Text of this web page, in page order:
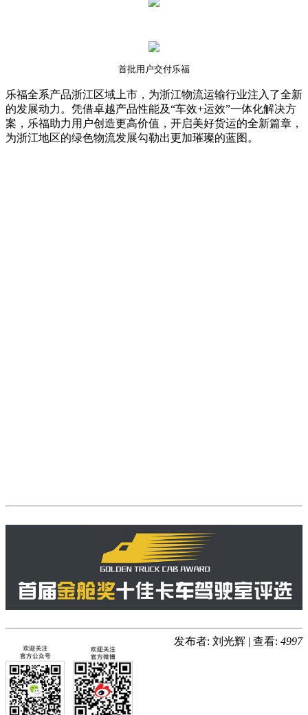
首批用户交付乐福
乐福全系产品浙江区域上市，为浙江物流运输行业注入了全新
的发展动力。凭借卓越产品性能及“车效+运效”一体化解决方
案，乐福助力用户创造更高价值，开启美好货运的全新篇章，
为浙江地区的绿色物流发展勾勒出更加璀璨的蓝图。
发布者: 刘光辉 | 查看: 4997